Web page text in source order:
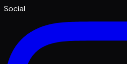
Social